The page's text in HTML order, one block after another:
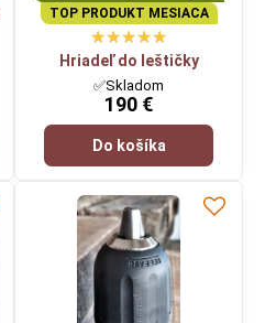
TOP PRODUKT MESIACA
Hriadeľ do leštičky
✅Skladom
190 €
Do košíka